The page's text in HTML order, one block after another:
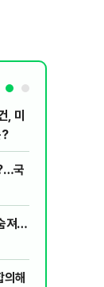
, 미
국
져…
해